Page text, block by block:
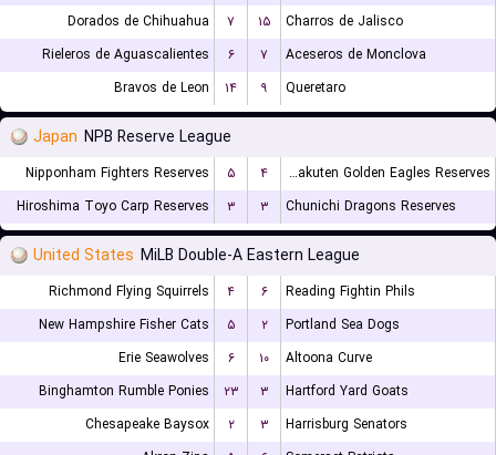
Dorados de Chihuahua
۷ ۱۵
Charros de Jalisco
Rieleros de Aguascalientes
۶ ۷
Aceseros de Monclova
Bravos de Leon
۱۴ ۹ Queretaro
Japan NPB Reserve League
Nipponham Fighters Reserves ۵ ۴
Tohoku Rakuten Golden Eagles Reserves
Hiroshima Toyo Carp Reserves
۳ ۳ Chunichi Dragons Reserves
United States MiLB Double-A Eastern League
Richmond Flying Squirrels ۴ ۶
Reading Fightin Phils
New Hampshire Fisher Cats
۵ ۲
Portland Sea Dogs
Erie Seawolves
۶ ۱۰
Altoona Curve
Binghamton Rumble Ponies
۲۳ ۳
Hartford Yard Goats
Chesapeake Baysox
۲ ۳
Harrisburg Senators